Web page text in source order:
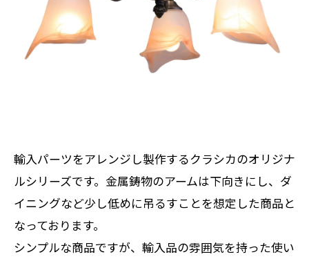
輸入パーツをアレンジし製作するクラシカのオリジナ
ルシリーズです。金属鋳物のアームは下向きにし、ダ
イニングなど少し低めに吊るすことを想定した商品と
なっております。
シンプルな商品ですが、輸入品の雰囲気を持った使い